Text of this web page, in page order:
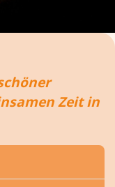
Zeit in